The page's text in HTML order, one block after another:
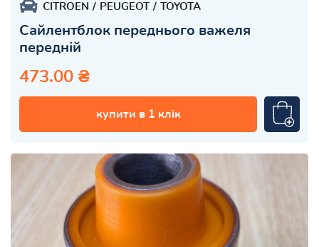
CITROEN PEUGEOT TOYOTA
Сайлентблок переднього важеля
передній
473.00 ₴
купити в 1 клік